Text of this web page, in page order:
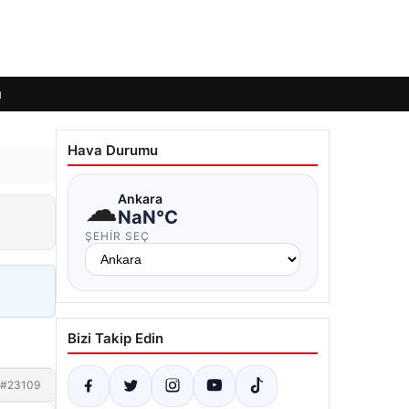
#23109
Hava Durumu
☁Ankara
NaN°C
ŞEHIR SEÇ
Bizi Takip Edin